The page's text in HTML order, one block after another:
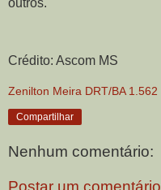
Crédito: Ascom MS
Zenilton Meira DRT/BA 1.562
Compartilhar
Nenhum comentário: